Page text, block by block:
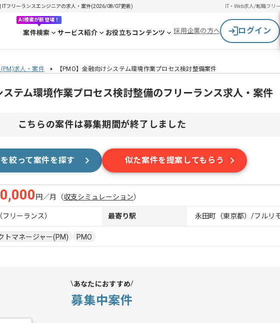
ITフリーランスエンジニアの求人・案件(2026/08/07更新) IT・Web求人/転職フリ
AI検索が新登場！
案件検索 サービス紹介 お役立ちコンテンツ 採用企業の方へ ログイン
求人・案件 【PMO】金融向けシステム環境作業プロセス検討整備案件
ステム環境作業プロセス検討整備のフリーランス求人・案件
こちらの案件は募集期間が終了しました
絞って案件を探す 似た案件を提案してもらう
円／月 （収支シミュレーション）
リーランス） 最寄り駅 永田町（東京都）/フルリ
トマネージャー(PM) PMO
あなたにおすすめ
募集中案件